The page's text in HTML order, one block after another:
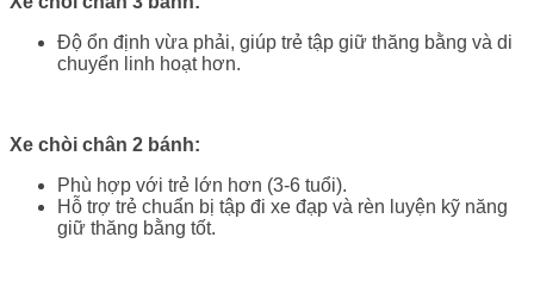
Độ ổn định vừa phải, giúp trẻ tập giữ thăng bằng và di
chuyển linh hoạt hơn.
Xe chòi chân 2 bánh:
Phù hợp với trẻ lớn hơn (3-6 tuổi).
Hỗ trợ trẻ chuẩn bị tập đi xe đạp và rèn luyện kỹ năng
giữ thăng bằng tốt.